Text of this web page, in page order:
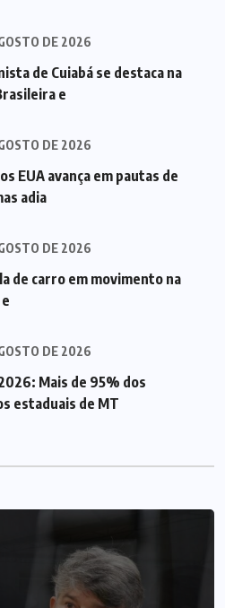
DE 2026
de Cuiabá se destaca na
e
DE 2026
EUA avança em pautas de
adia
DE 2026
de carro em movimento na
DE 2026
Mais de 95% dos
estaduais de MT